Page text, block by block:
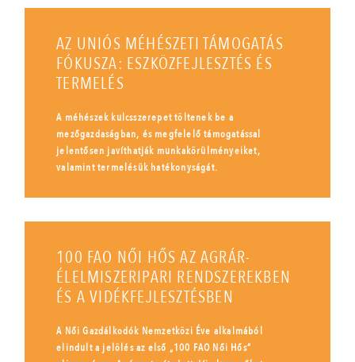
AZ UNIÓS MÉHÉSZETI TÁMOGATÁS
FÓKUSZA: ESZKÖZFEJLESZTÉS ÉS
TERMELÉS
A méhészek kulcsszerepet töltenek be a
mezőgazdaságban, és megfelelő támogatással
jelentősen javíthatják munkakörülményeiket,
valamint termelésük hatékonyságát.
100 FAO NŐI HŐS AZ AGRÁR-
ÉLELMISZERIPARI RENDSZEREKBEN
ÉS A VIDÉKFEJLESZTÉSBEN
A Női Gazdálkodók Nemzetközi Éve alkalmából
elindult a jelölés az első „100 FAO Női Hős”